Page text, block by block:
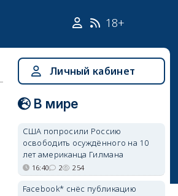
18+
Личный кабинет
В мире
США попросили Россию
освободить осуждённого на 10
лет американца Гилмана
16:40 2 254
Facebook* снёс публикацию